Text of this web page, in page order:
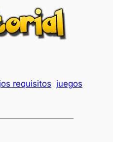
requisitos juegos